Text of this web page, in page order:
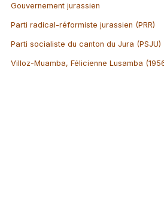
Gouvernement jurassien
Parti radical-réformiste jurassien (PRR)
Parti socialiste du canton du Jura (PSJU)
Villoz-Muamba, Félicienne Lusamba